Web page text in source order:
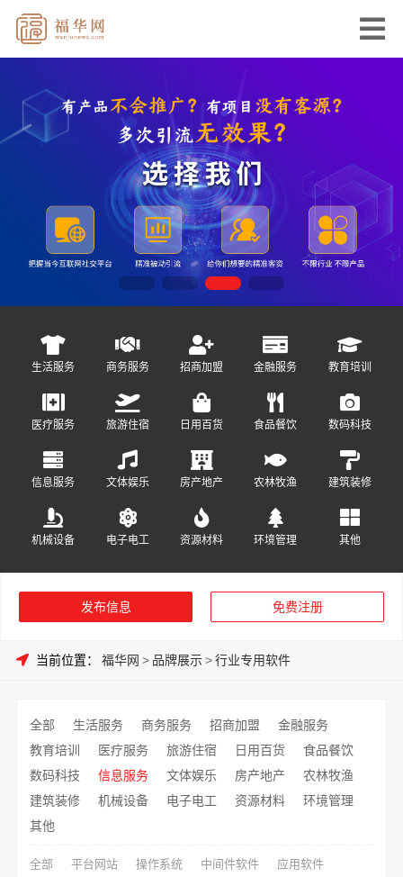
生活服务 商务服务 招商加盟 金融服务 教育培训
医疗服务 旅游住宿 日用百货 食品餐饮 数码科技
信息服务 文体娱乐 房产地产 农林牧渔 建筑装修
机械设备 电子电工 资源材料 环境管理 其他
发布信息 免费注册
当前位置： 福华网 > 品牌展示>行业专用软件
全部 生活服务 商务服务 招商加盟
金融服务
教育培训
医疗服务 旅游住宿 日用百货
食品餐饮
数码科技
信息服务 文体娱乐 房产地产
农林牧渔
建筑装修
机械设备 电子电工 资源材料
环境管理
其他
全部 平台网站 操作系统 中间件软件
应用软件